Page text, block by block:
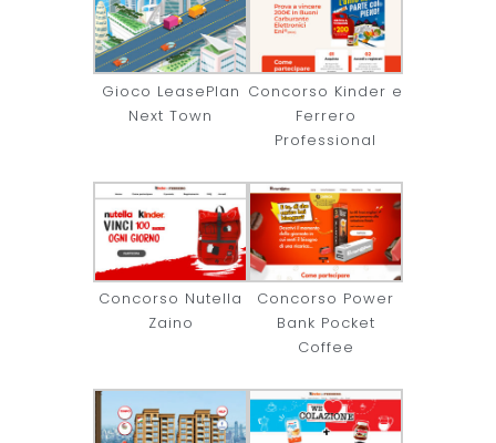
Gioco LeasePlan
Next Town
Concorso Kinder e
Ferrero
Professional
Concorso Nutella
Zaino
Concorso Power
Bank Pocket
Coffee